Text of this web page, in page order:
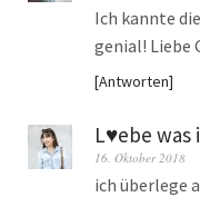
Ich kannte
genial! Liebe
Antworten
L♥ebe was
16. Oktober 2018
ich überlege